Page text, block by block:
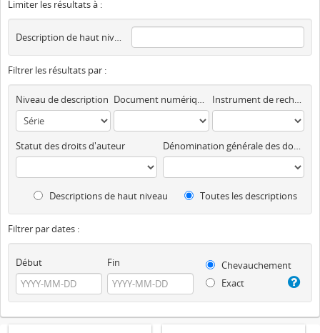
Limiter les résultats à :
Description de haut niveau
Filtrer les résultats par :
Niveau de description Document numérique disponible Instrument de recherche
Statut des droits d'auteur Dénomination générale des documents
Descriptions de haut niveau Toutes les descriptions
Filtrer par dates :
Début Fin
Chevauchement
Exact